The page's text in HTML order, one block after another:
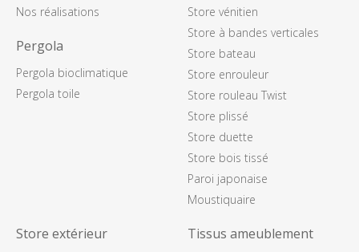
Nos réalisations
Pergola
Pergola bioclimatique
Pergola toile
Store vénitien
Store à bandes verticales
Store bateau
Store enrouleur
Store rouleau Twist
Store plissé
Store duette
Store bois tissé
Paroi japonaise
Moustiquaire
Store extérieur Tissus ameublement